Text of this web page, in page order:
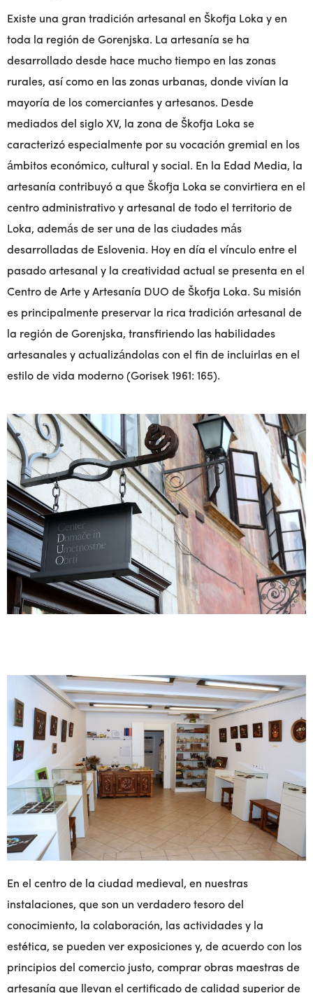
Existe una gran tradición artesanal en Škofja Loka y en
toda la región de Gorenjska. La artesanía se ha
desarrollado desde hace mucho tiempo en las zonas
rurales, así como en las zonas urbanas, donde vivían la
mayoría de los comerciantes y artesanos. Desde
mediados del siglo XV, la zona de Škofja Loka se
caracterizó especialmente por su vocación gremial en los
ámbitos económico, cultural y social. En la Edad Media, la
artesanía contribuyó a que Škofja Loka se convirtiera en el
centro administrativo y artesanal de todo el territorio de
Loka, además de ser una de las ciudades más
desarrolladas de Eslovenia. Hoy en día el vínculo entre el
pasado artesanal y la creatividad actual se presenta en el
Centro de Arte y Artesanía DUO de Škofja Loka. Su misión
es principalmente preservar la rica tradición artesanal de
la región de Gorenjska, transfiriendo las habilidades
artesanales y actualizándolas con el fin de incluirlas en el
estilo de vida moderno (Gorisek 1961: 165).
En el centro de la ciudad medieval, en nuestras
instalaciones, que son un verdadero tesoro del
conocimiento, la colaboración, las actividades y la
estética, se pueden ver exposiciones y, de acuerdo con los
principios del comercio justo, comprar obras maestras de
artesanía que llevan el certificado de calidad superior de